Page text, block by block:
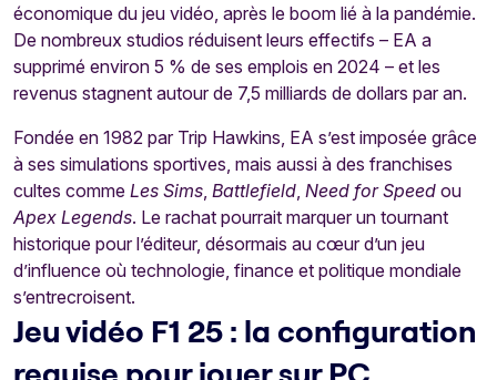
économique du jeu vidéo, après le boom lié à la pandémie.
De nombreux studios réduisent leurs effectifs – EA a
supprimé environ 5 % de ses emplois en 2024 – et les
revenus stagnent autour de 7,5 milliards de dollars par an.
Fondée en 1982 par Trip Hawkins, EA s’est imposée grâce
à ses simulations sportives, mais aussi à des franchises
cultes comme Les Sims, Battlefield, Need for Speed ou
Apex Legends. Le rachat pourrait marquer un tournant
historique pour l’éditeur, désormais au cœur d’un jeu
d’influence où technologie, finance et politique mondiale
s’entrecroisent.
Jeu vidéo F1 25 : la configuration